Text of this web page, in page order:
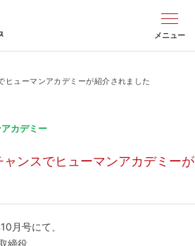
メニュー
ューマンアカデミーが紹介されました
カデミー
ンスでヒューマンアカデミーが
月号にて、